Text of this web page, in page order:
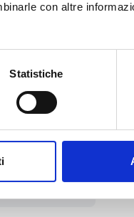
con altre
Statistiche